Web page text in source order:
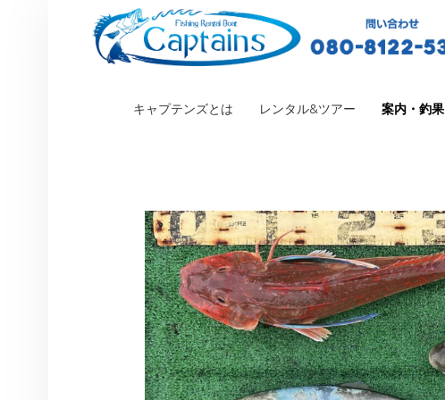
PRIMARY MENU
キャプテンズとは レンタル&ツアー 案内・釣果